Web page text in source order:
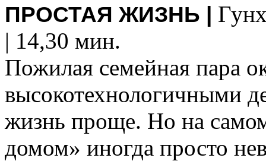
ПРОСТАЯ ЖИЗНЬ |
| 14,30 мин.
Пожилая семейная пара
высокотехнологичными
жизнь проще. Но на
домом» иногда просто